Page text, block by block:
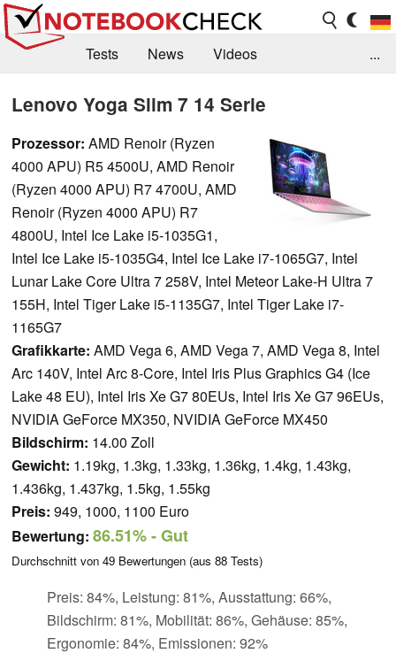
Tests News
Videos
Forum
...
Lenovo Yoga Slim 7 14 Serie
Prozessor: AMD Renoir (Ryzen
4000 APU) R5 4500U, AMD Renoir
(Ryzen 4000 APU) R7 4700U, AMD
Renoir (Ryzen 4000 APU) R7
4800U, Intel Ice Lake i5-1035G1,
Intel Ice Lake i5-1035G4, Intel Ice Lake i7-1065G7, Intel
Lunar Lake Core Ultra 7 258V, Intel Meteor Lake-H Ultra 7
155H, Intel Tiger Lake i5-1135G7, Intel Tiger Lake i7-
1165G7
Grafikkarte: AMD Vega 6, AMD Vega 7, AMD Vega 8, Intel
Arc 140V, Intel Arc 8-Core, Intel Iris Plus Graphics G4 (Ice
Lake 48 EU), Intel Iris Xe G7 80EUs, Intel Iris Xe G7 96EUs,
NVIDIA GeForce MX350, NVIDIA GeForce MX450
Bildschirm: 14.00 Zoll
Gewicht: 1.19kg, 1.3kg, 1.33kg, 1.36kg, 1.4kg, 1.43kg,
1.436kg, 1.437kg, 1.5kg, 1.55kg
Preis: 949, 1000, 1100 Euro
Bewertung: 86.51%- Gut
Durchschnitt von 49 Bewertungen (aus 88 Tests)
Preis: 84%, Leistung: 81%, Ausstattung: 66%,
Bildschirm: 81%, Mobilität: 86%, Gehäuse: 85%,
Ergonomie: 84%, Emissionen: 92%